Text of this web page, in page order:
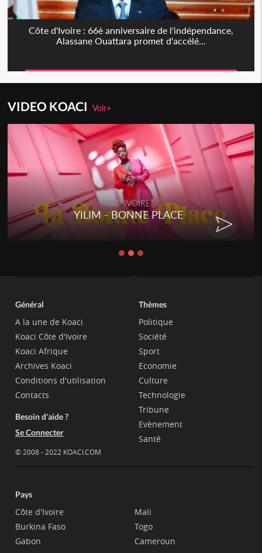
Côte d'Ivoire : 66è anniversaire de l'indépendance,
Alassane Ouattara promet d'accélé...
VIDEO KOACIVoir+
RAP IVOIRE
RENARD BARAKISSA - DOS DE
CHAT
Général
A la une de Koaci
Koaci Côte d'Ivoire
Koaci Afrique
Archives Koaci
Conditions d'utilisation
Contacts
Besoin d'aide ?
Se Connecter
© 2008 - 2022 KOACI.COM
Thèmes
Politique
Société
Sport
Economie
Culture
Technologie
Tribune
Evènement
Santé
Pays
Côte d'Ivoire
Burkina Faso
Gabon
Mali
Togo
Cameroun